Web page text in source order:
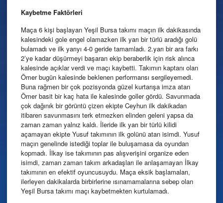
Kaybetme Faktörleri
Maça 6 kişi başlayan Yeşil Bursa takımı maçın ilk dakikasında
kalesindeki gole engel olamazken ilk yarı bir türlü aradığı golü
bulamadı ve ilk yarıyı 4-0 geride tamamladı. 2.yarı bir ara farkı
2’ye kadar düşürmeyi başaran ekip beraberlik için risk alınca
kalesinde açıklar verdi ve maçı kaybetti. Takımın kaptanı olan
Ömer bugün kalesinde beklenen performansı sergileyemedi.
Buna rağmen bir çok pozisyonda güzel kurtarışa imza atan
Ömer basit bir kaç hata ile kalesinde goller gördü. Savunmada
çok dağınık bir görüntü çizen ekipte Ceyhun ilk dakikadan
itibaren savunmasını terk etmezken elinden geleni yapsa da
zaman zaman yalnız kaldı. İleride ilk yarı bir türlü kilidi
açamayan ekipte Yusuf takımının ilk golünü atan isimdi. Yusuf
maçın genelinde istediği toplar ile buluşamasa da oyundan
kopmadı. İlkay ise takımının pas alışverişini organize eden
isimdi, zaman zaman takım arkadaşları ile anlaşamayan İlkay
takımının en efektif oyuncusuydu. Maça eksik başlamaları,
ilerleyen dakikalarda birbirlerine ısınamamalarına sebep olan
Yeşil Bursa takımı maçı kaybetmekten kurtulamadı.